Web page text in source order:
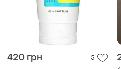
420 грн 5